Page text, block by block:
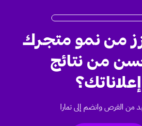
من نمو متجرك
من نتائج
إعلاناتك؟
من الفرص وانضم إلى تمارا